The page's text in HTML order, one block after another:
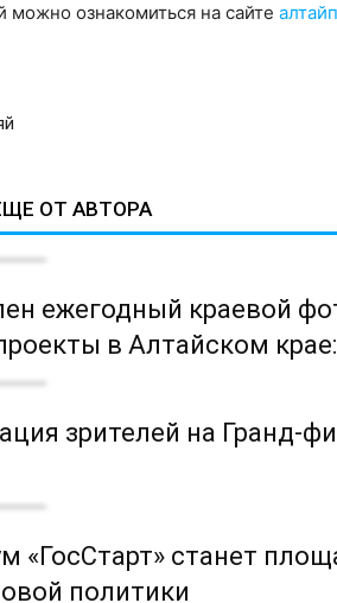
можно ознакомиться на сайте
ОТ АВТОРА
ежегодный краевой
в Алтайском крае:
зрителей на Гранд-
«ГосСтарт» станет
политики